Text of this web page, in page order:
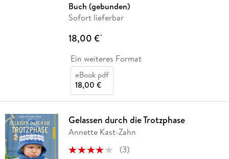
Buch (gebunden)
Sofort lieferbar
18,00 €*
Ein weiteres Format
eBook pdf
18,00 €
Gelassen durch die Trotzphase
Annette Kast-Zahn
(3)